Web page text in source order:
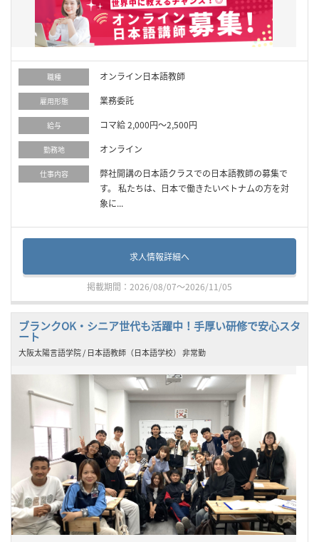
職種 オンライン日本語教師
雇用形態 業務委託
給与 コマ給 2,000円～2,500円
勤務地 オンライン
仕事内容
弊社開講の日本語クラスでの日本語教師の募集で
す。 私たちは、日本で働きたいベトナムの方を対
象に...
求人情報詳細へ
掲載期間：2026/08/07～2026/11/05
ブランクOK・シニア世代も活躍中！手厚い研修で安心スタ
ート
大阪太陽言語学院 / 日本語教師（日本語学校） 非常勤